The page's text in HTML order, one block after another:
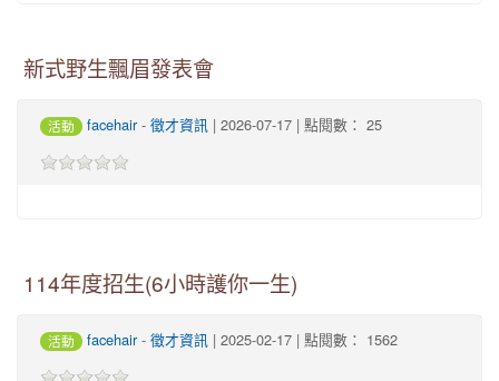
新式野生飄眉發表會
活動 facehair- 徵才資訊 | 2026-07-17 | 點閱數： 25
114年度招生(6小時護你一生)
活動 facehair- 徵才資訊 | 2025-02-17 | 點閱數： 1562